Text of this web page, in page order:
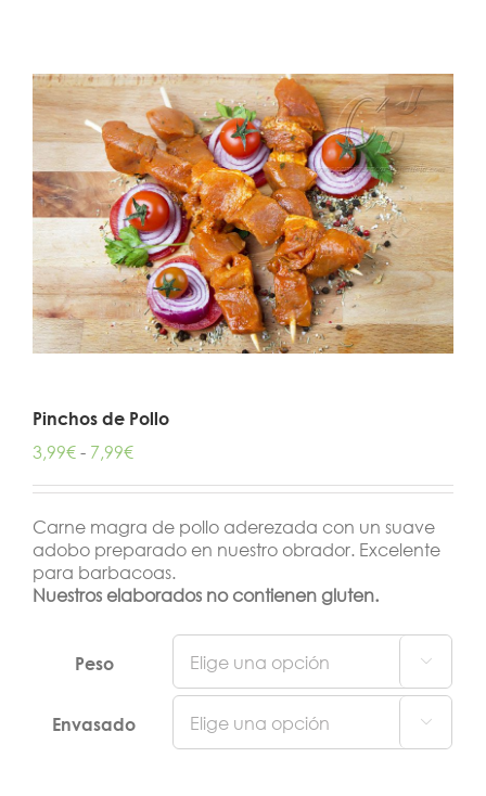
Pinchos de Pollo
3,99€- 7,99€Rango
precios:
desde
3,99€
hasta
7,99€
Carne magra de pollo aderezada con un suave
adobo preparado en nuestro obrador. Excelente
para barbacoas.
Nuestros elaborados no contienen gluten.
Peso 
Envasado 